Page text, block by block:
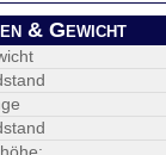
& Gewicht